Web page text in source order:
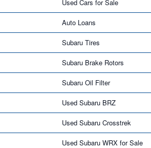
Used Cars for Sale
Auto Loans
Subaru Tires
Subaru Brake Rotors
Subaru Oil Filter
Used Subaru BRZ
Used Subaru Crosstrek
Used Subaru WRX for Sale